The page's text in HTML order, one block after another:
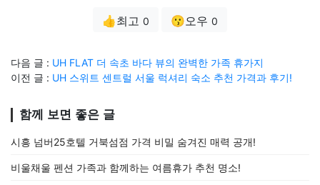
👍최고 0 😗오우 0
다음 글 : UH FLAT 더 속초 바다 뷰의 완벽한 가족 휴가지
이전 글 : UH 스위트 센트럴 서울 럭셔리 숙소 추천 가격과 후기!
함께 보면 좋은 글
시흥 넘버25호텔 거북섬점 가격 비밀 숨겨진 매력 공개!
비울채울 펜션 가족과 함께하는 여름휴가 추천 명소!